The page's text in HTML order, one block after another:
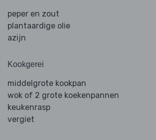
peper en zout
plantaardige olie
azijn
Kookgerei
middelgrote kookpan
wok of 2 grote koekenpannen
keukenrasp
vergiet